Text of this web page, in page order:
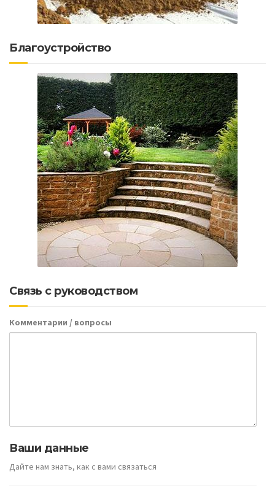
Благоустройство
Связь с руководством
Комментарии / вопросы
Ваши данные
Дайте нам знать, как с вами связаться